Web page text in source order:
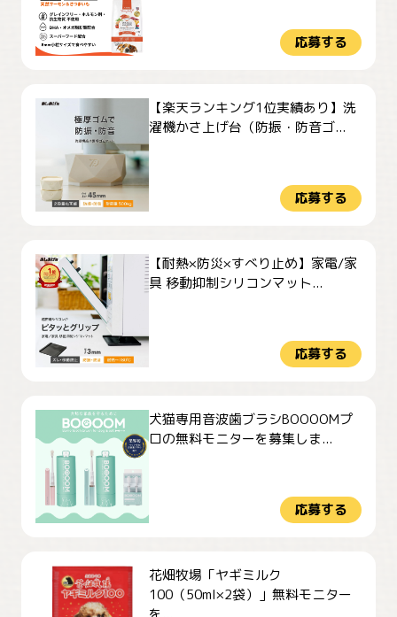
応募する
【楽天ランキング1位実績あり】洗
濯機かさ上げ台（防振・防音ゴ...
応募する
【耐熱×防災×すべり止め】家電/家
具 移動抑制シリコンマット...
応募する
犬猫専用音波歯ブラシBOOOOMプ
ロの無料モニターを募集しま...
応募する
花畑牧場「ヤギミルク
100（50ml×2袋）」無料モニター